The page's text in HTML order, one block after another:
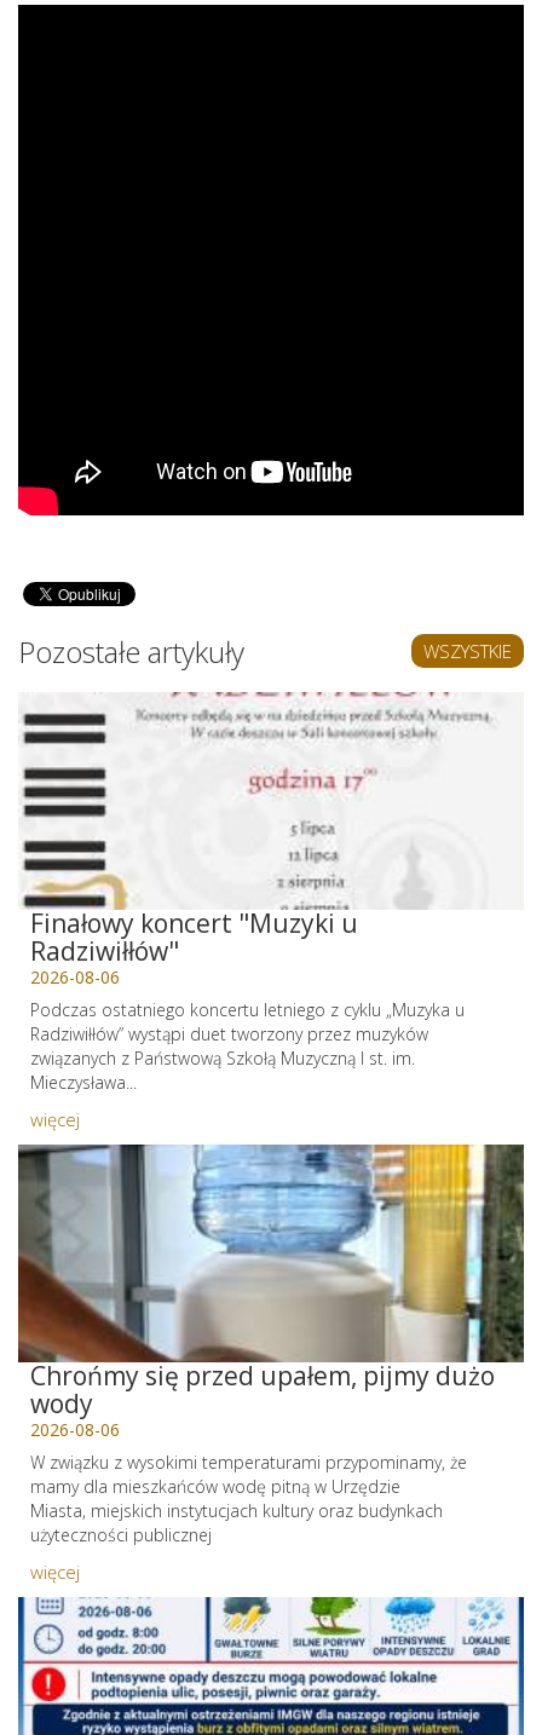
Pozostałe artykuły WSZYSTKIE
Finałowy koncert "Muzyki u
Radziwiłłów"
2026-08-06
Podczas ostatniego koncertu letniego z cyklu „Muzyka u
Radziwiłłów” wystąpi duet tworzony przez muzyków
związanych z Państwową Szkołą Muzyczną I st. im.
Mieczysława...
więcej
Chrońmy się przed upałem, pijmy dużo
wody
2026-08-06
W związku z wysokimi temperaturami przypominamy, że
mamy dla mieszkańców wodę pitną w Urzędzie
Miasta, miejskich instytucjach kultury oraz budynkach
użyteczności publicznej
więcej